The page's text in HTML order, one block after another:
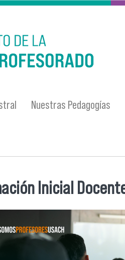
Nuestras Pedagogías
usted aquí
Inicial